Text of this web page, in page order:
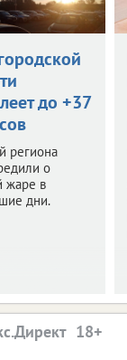
до +37
региона
о
жаре в
дни.